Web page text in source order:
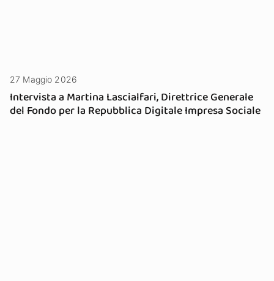
27 Maggio 2026
Intervista a Martina Lascialfari, Direttrice Generale
del Fondo per la Repubblica Digitale Impresa Sociale